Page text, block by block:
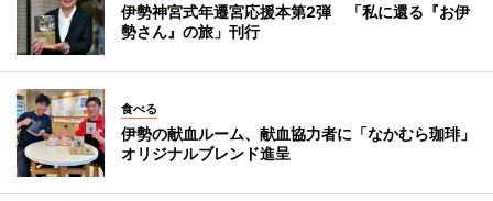
伊勢神宮式年遷宮応援本第2弾 「私に還る『お伊
勢さん』の旅」刊行
食べる
伊勢の献血ルーム、献血協力者に「なかむら珈琲」
オリジナルブレンド進呈